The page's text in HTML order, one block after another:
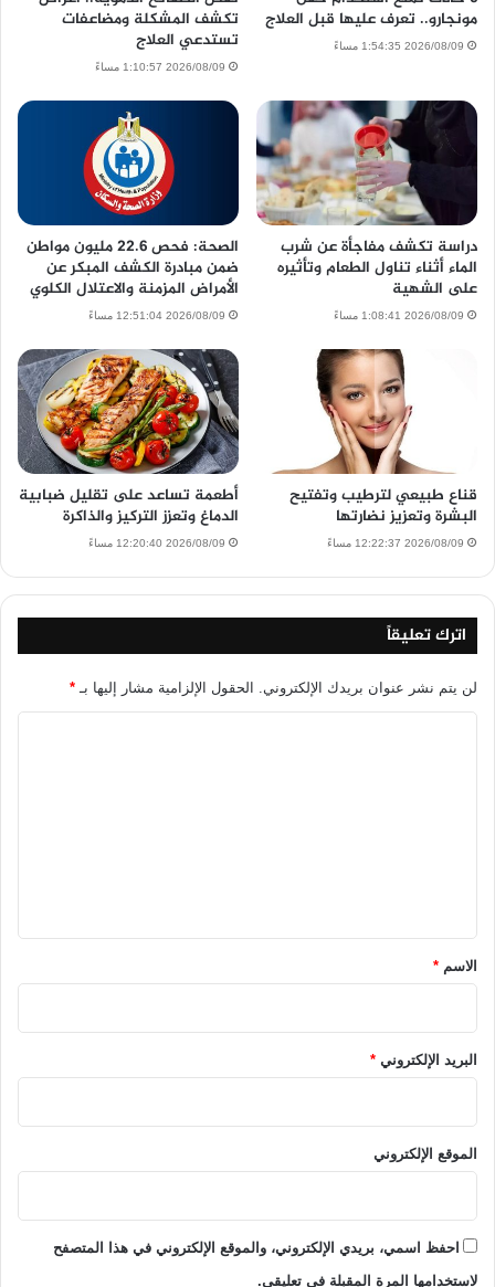
مونجارو.. تعرف عليها قبل العلاج
2026/08/09 1:54:35 مساءً
تكشف المشكلة ومضاعفات
تستدعي العلاج
2026/08/09 1:10:57 مساءً
دراسة تكشف مفاجأة عن شرب
الماء أثناء تناول الطعام وتأثيره
على الشهية
2026/08/09 1:08:41 مساءً
الصحة: فحص 22.6 مليون مواطن
ضمن مبادرة الكشف المبكر عن
الأمراض المزمنة والاعتلال الكلوي
2026/08/09 12:51:04 مساءً
قناع طبيعي لترطيب وتفتيح
البشرة وتعزيز نضارتها
2026/08/09 12:22:37 مساءً
أطعمة تساعد على تقليل ضبابية
الدماغ وتعزز التركيز والذاكرة
2026/08/09 12:20:40 مساءً
اترك تعليقاً
لن يتم نشر عنوان بريدك الإلكتروني. الحقول الإلزامية مشار إليها بـ *
*الاسم *
البريد الإلكتروني *
الموقع الإلكتروني
احفظ اسمي، بريدي الإلكتروني، والموقع الإلكتروني في هذا المتصفح
لاستخدامها المرة المقبلة في تعليقي.